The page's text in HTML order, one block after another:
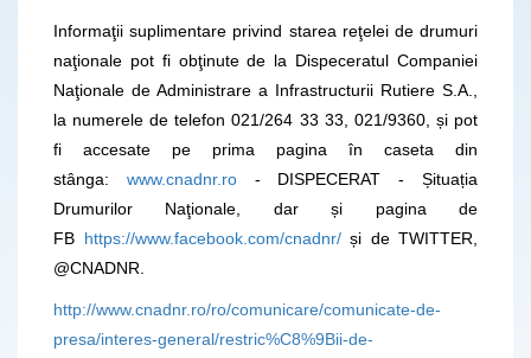
Informaţii suplimentare privind starea reţelei de drumuri
naţionale pot fi obţinute de la Dispeceratul Companiei
Naţionale de Administrare a Infrastructurii Rutiere S.A.,
la numerele de telefon 021/264 33 33, 021/9360, și pot
fi accesate pe prima pagina în caseta din
stânga: www.cnadnr.ro- DISPECERAT - Șituația
Drumurilor Naţionale, dar și pagina de
FB https://www.facebook.com/cnadnr/și de TWITTER,
@CNADNR.
http://www.cnadnr.ro/ro/comunicare/comunicate-de-
presa/interes-general/restric%C8%9Bii-de-